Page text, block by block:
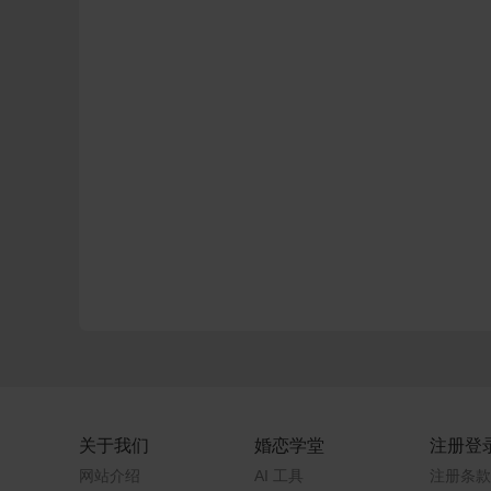
关于我们
网站介绍
婚恋学堂
AI 工具
注册登
注册条款